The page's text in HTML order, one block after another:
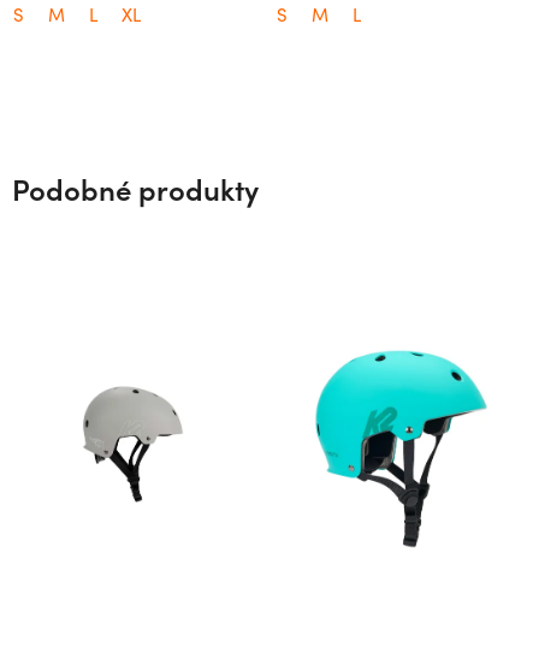
S M L XL S M L
Podobné produkty